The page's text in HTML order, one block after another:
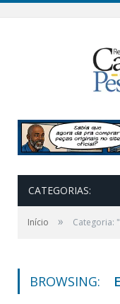
CATEGORIAS:
Início » Categoria:
BROWSING: